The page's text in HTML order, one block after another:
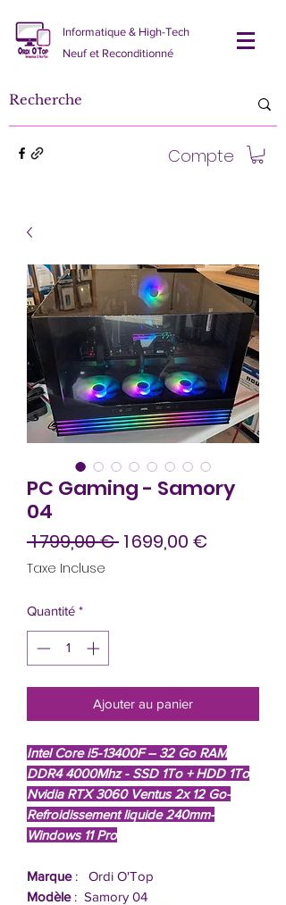
Informatique & High-Tech
Neuf et Reconditionné
Compte
PC Gaming - Samory
04
1 799,00 € Prix
1 699,00 €
Taxe Incluse
Quantité *
Ajouter au panier
Intel Core i5-13400F – 32 Go RAM
DDR4 4000Mhz - SSD 1To + HDD 1To
Nvidia RTX 3060 Ventus 2x 12 Go-
Refroidissement liquide 240mm-
Windows 11 Pro
Marque: Ordi O'Top
Modèle: Samory 04